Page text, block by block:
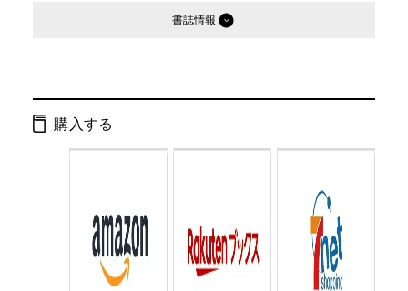
書誌情報
ページ数：
判型： 文庫判
購入する